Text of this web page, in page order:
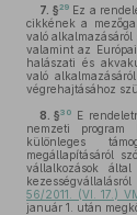
7. §29 Ez a
cikkének a
való alkalmazásáról
valamint az
halászati és
való
végrehajtásához
8. §30
E
nemzeti program
különleges
megállapításáról
vállalkozások
56/2011. (VI. 17.)
január 1. után